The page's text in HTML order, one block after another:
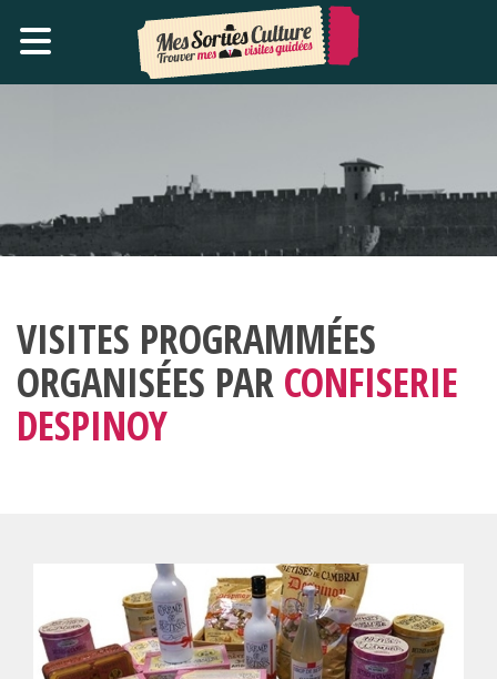
VISITES PROGRAMMÉES
ORGANISÉES PAR CONFISERIE
DESPINOY